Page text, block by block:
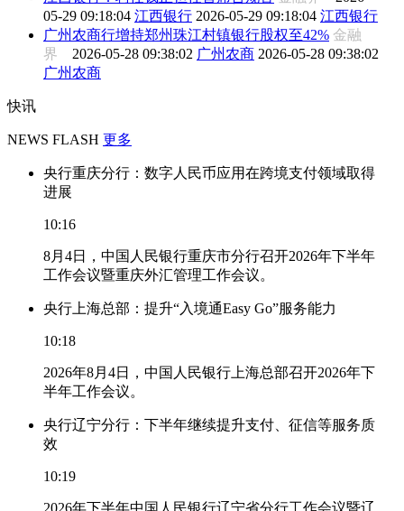
05-29 09:18:04 江西银行 2026-05-29 09:18:04 江西银行
广州农商行增持郑州珠江村镇银行股权至42% 金融
界 2026-05-28 09:38:02 广州农商 2026-05-28 09:38:02
广州农商
快讯
NEWS FLASH 更多
央行重庆分行：数字人民币应用在跨境支付领域取得
进展
10:16
8月4日，中国人民银行重庆市分行召开2026年下半年
工作会议暨重庆外汇管理工作会议。
央行上海总部：提升“入境通Easy Go”服务能力
10:18
2026年8月4日，中国人民银行上海总部召开2026年下
半年工作会议。
央行辽宁分行：下半年继续提升支付、征信等服务质
效
10:19
2026年下半年中国人民银行辽宁省分行工作会议暨辽